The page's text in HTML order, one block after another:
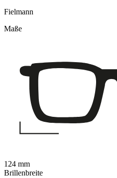
Fielmann
Maße
124 mm
Brillenbreite